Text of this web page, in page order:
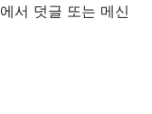
에서 덧글 또는 메신